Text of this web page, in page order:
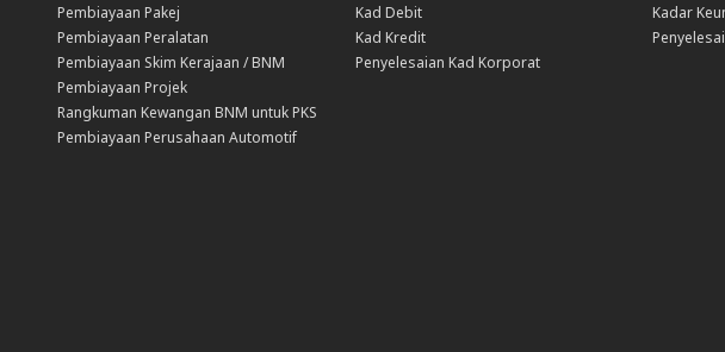
Pembiayaan Pakej
Pembiayaan Peralatan
Pembiayaan Skim Kerajaan / BNM
Pembiayaan Projek
Rangkuman Kewangan BNM untuk PKS
Pembiayaan Perusahaan Automotif
Kad Debit
Kad Kredit
Penyelesaian Kad Korporat
Kadar